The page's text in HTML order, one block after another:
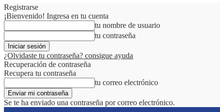
Registrarse
¡Bienvenido! Ingresa en tu cuenta
tu nombre de usuario
tu contraseña
¿Olvidaste tu contraseña? consigue ayuda
Recuperación de contraseña
Recupera tu contraseña
tu correo electrónico
Se te ha enviado una contraseña por correo electrónico.